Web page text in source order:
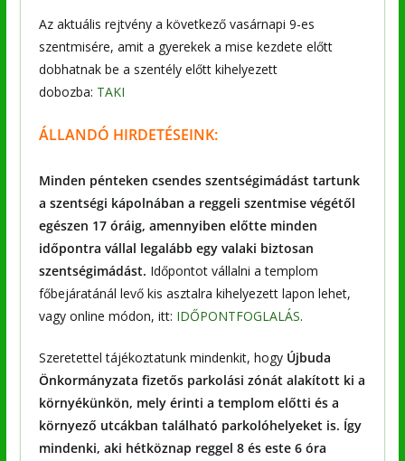
Az aktuális rejtvény a következő vasárnapi 9-es
szentmisére, amit a gyerekek a mise kezdete előtt
dobhatnak be a szentély előtt kihelyezett
dobozba: TAKI
ÁLLANDÓ HIRDETÉSEINK:
Minden pénteken csendes szentségimádást tartunk
a szentségi kápolnában a reggeli szentmise végétől
egészen 17 óráig, amennyiben előtte minden
időpontra vállal legalább egy valaki biztosan
szentségimádást. Időpontot vállalni a templom
főbejáratánál levő kis asztalra kihelyezett lapon lehet,
vagy online módon, itt: IDŐPONTFOGLALÁS.
Szeretettel tájékoztatunk mindenkit, hogy Újbuda
Önkormányzata fizetős parkolási zónát alakított ki a
környékünkön, mely érinti a templom előtti és a
környező utcákban található parkolóhelyeket is. Így
mindenki, aki hétköznap reggel 8 és este 6 óra